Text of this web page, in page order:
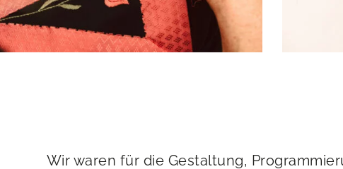
Wir waren für die Gestaltung,